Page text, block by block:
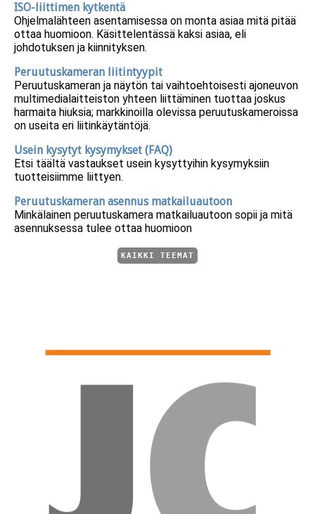
ISO-liittimen kytkentä
Ohjelmalähteen asentamisessa on monta asiaa mitä pitää
ottaa huomioon. Käsittelentässä kaksi asiaa, eli
johdotuksen ja kiinnityksen.
Peruutuskameran liitintyypit
Peruutuskameran ja näytön tai vaihtoehtoisesti ajoneuvon
multimedialaitteiston yhteen liittäminen tuottaa joskus
harmaita hiuksia; markkinoilla olevissa peruutuskameroissa
on useita eri liitinkäytäntöjä.
Usein kysytyt kysymykset (FAQ)
Etsi täältä vastaukset usein kysyttyihin kysymyksiin
tuotteisiimme liittyen.
Peruutuskameran asennus matkailuautoon
Minkälainen peruutuskamera matkailuautoon sopii ja mitä
asennuksessa tulee ottaa huomioon
KAIKKI TEEMAT